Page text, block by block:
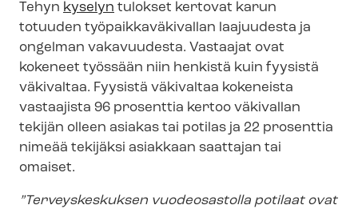
Tehyn kyselyn tulokset kertovat karun
totuuden työ­paik­ka­vä­ki­val­lan laajuudesta ja
ongelman vakavuudesta. Vastaajat ovat
kokeneet työssään niin henkistä kuin fyysistä
väkivaltaa. Fyysistä väkivaltaa kokeneista
vastaajista 96 prosenttia kertoo väkivallan
tekijän olleen asiakas tai potilas ja 22 prosenttia
nimeää tekijäksi asiakkaan saattajan tai
omaiset.
”Terveyskeskuksen vuodeosastolla potilaat ovat